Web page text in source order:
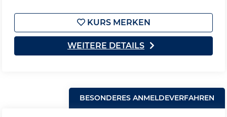
KURS MERKEN
WEITERE DETAILS
BESONDERES ANMELDEVERFAHREN